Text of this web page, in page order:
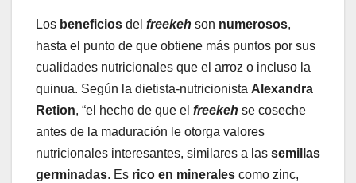
Los beneficios del freekeh son numerosos,
hasta el punto de que obtiene más puntos por sus
cualidades nutricionales que el arroz o incluso la
quinua. Según la dietista-nutricionista Alexandra
Retion, “el hecho de que el freekeh se coseche
antes de la maduración le otorga valores
nutricionales interesantes, similares a las semillas
germinadas. Es rico en minerales como zinc,